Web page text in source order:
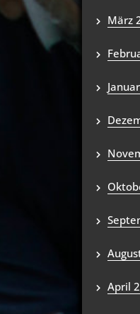
März
April